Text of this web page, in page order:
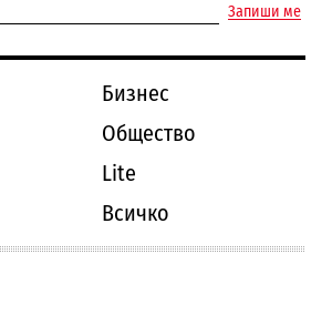
Запиши ме
Бизнес
Общество
Lite
Всичко